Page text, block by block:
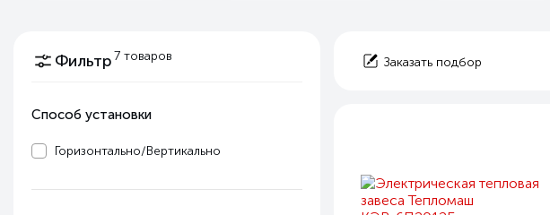
Фильтр7 товаров
Способ установки
Горизонтально/Вертикально
Заказать подбор